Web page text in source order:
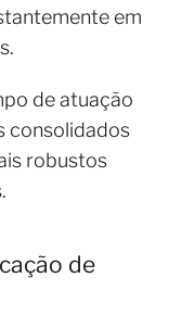
em
de atuação
consolidados
robustos
de